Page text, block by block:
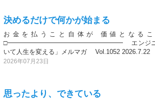
決めるだけで何かが始まる
お金を払うこと自体が 価値となるこ
□━━━━━━━━━━━━━━━━━━ エンジニア
いて人生を変える」メルマガ Vol.1052
2026年07月23日
思ったより、できている